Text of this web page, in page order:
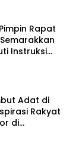
Rapat
Instruksi
Adat di
Rakyat
di